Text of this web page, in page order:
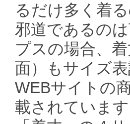
るだけ多く着
邪道であるの
プスの場合、
面）もサイズ
WEBサイトの
載されていま